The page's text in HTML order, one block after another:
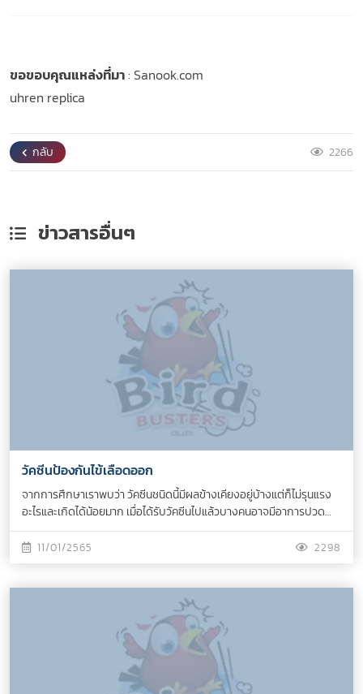
ขอขอบคุณแหล่งที่มา: Sanook.com
uhren replica
กลับ 2266
ข่าวสารอื่นๆ
วัคซีนป้องกันไข้เลือดออก
จากการศึกษาเราพบว่า วัคซีนชนิดนี้มีผลข้างเคียงอยู่บ้างแต่ก็ไม่รุนแรง
อะไรและเกิดได้น้อยมาก เมื่อได้รับวัคซีนไปแล้วบางคนอาจมีอาการปวด
ศีรษะและมีไข้ได้ กลุ่มนี้อาจพบได้ 1 ใน 10 บางคนอาจมีอาการเวียนหัว ไอ
เจ็บคอ มีผื่นคัน กลุ่มนี้ก็พบได้น้อยลงไปอีก อยู่ที่ 1 ใน 100...
11/01/2565 2298